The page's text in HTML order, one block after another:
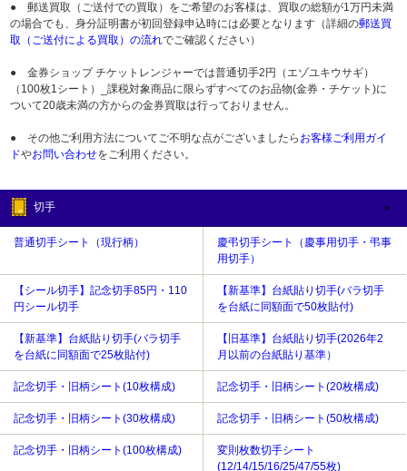
● 郵送買取（ご送付での買取）をご希望のお客様は、買取の総額が1万円未満
の場合でも、身分証明書が初回登録申込時には必要となります（詳細の郵送買
取（ご送付による買取）の流れでご確認ください）
● 金券ショップ チケットレンジャーでは普通切手2円（エゾユキウサギ）
（100枚1シート）_課税対象商品に限らずすべてのお品物(金券・チケット)に
ついて20歳未満の方からの金券買取は行っておりません。
● その他ご利用方法についてご不明な点がございましたら お客様ご利用ガイ
ドやお問い合わせをご利用ください。
切手
普通切手シート（現行柄）
慶弔切手シート（慶事用切手・弔事
用切手）
【シール切手】記念切手85円・110
円シール切手
【新基準】台紙貼り切手(バラ切手
を台紙に同額面で50枚貼付)
【新基準】台紙貼り切手(バラ切手
を台紙に同額面で25枚貼付)
【旧基準】台紙貼り切手(2026年2
月以前の台紙貼り基準）
記念切手・旧柄シート(10枚構成) 記念切手・旧柄シート(20枚構成)
記念切手・旧柄シート(30枚構成) 記念切手・旧柄シート(50枚構成)
記念切手・旧柄シート(100枚構成)
変則枚数切手シート
(12/14/15/16/25/47/55枚)